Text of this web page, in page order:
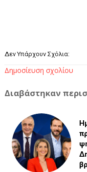
Δεν Υπάρχουν Σχόλια:
Δημοσίευση σχολίου
Διαβάστηκαν